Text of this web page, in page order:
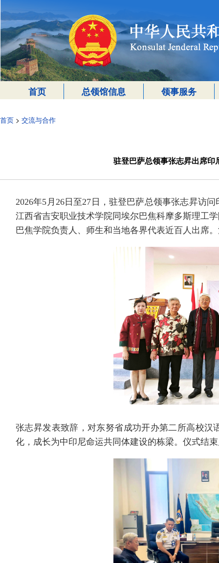
首页 总领馆信息 领事服务
首页 > 交流与合作
驻登巴萨总领事张志昇出席
2026年5月26日至27日，驻登巴萨总领事张志昇访
江西省吉安职业技术学院同埃尔巴焦科摩多斯理工
巴焦学院负责人、师生和当地各界代表近百人出席
张志昇发表致辞，对东努省成功开办第二所高校
化，成长为中印尼命运共同体建设的栋梁。仪式结